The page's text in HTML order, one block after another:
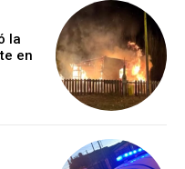
la
en